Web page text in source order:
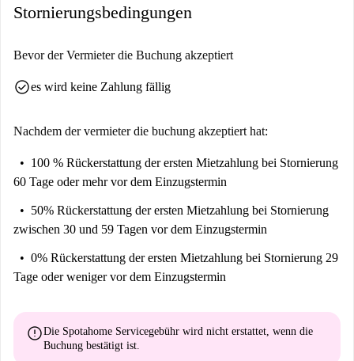
Stornierungsbedingungen
Bevor der Vermieter die Buchung akzeptiert
check_circlees wird keine Zahlung fällig
Nachdem der vermieter die buchung akzeptiert hat:
100 % Rückerstattung der ersten Mietzahlung bei Stornierung
60 Tage oder mehr vor dem Einzugstermin
50% Rückerstattung der ersten Mietzahlung bei Stornierung
zwischen 30 und 59 Tagen vor dem Einzugstermin
0% Rückerstattung der ersten Mietzahlung bei Stornierung 29
Tage oder weniger vor dem Einzugstermin
errorDie Spotahome Servicegebühr wird nicht erstattet , wenn die
Buchung bestätigt ist.